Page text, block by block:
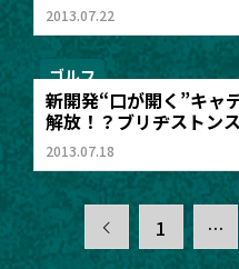
2013.07.22
ゴルフ
新開発“口が開く”キャ
解放！？ブリヂストン
2013.07.18
 1 …